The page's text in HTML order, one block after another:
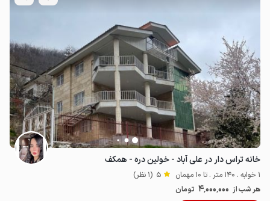
خانه تراس دار در علی آباد - خولین دره - همکف
1 خوابه . 140 متر . تا 10 مهمان 5 (1 نظر)
هر شب از 4٬000٬000 تومان